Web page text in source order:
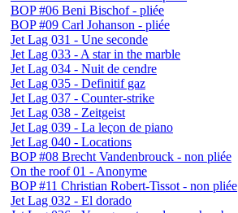
BOP #06 Beni Bischof - pliée
BOP #09 Carl Johanson - pliée
Jet Lag 031 - Une seconde
Jet Lag 033 - A star in the marble
Jet Lag 034 - Nuit de cendre
Jet Lag 035 - Definitif gaz
Jet Lag 037 - Counter-strike
Jet Lag 038 - Zeitgeist
Jet Lag 039 - La leçon de piano
Jet Lag 040 - Locations
BOP #08 Brecht Vandenbrouck - non pliée
On the roof 01 - Anonyme
BOP #11 Christian Robert-Tissot - non pliée
Jet Lag 032 - El dorado